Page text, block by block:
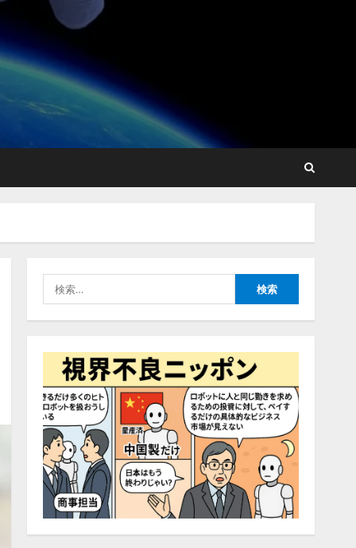
索:
【2026年企業のAI導入・活
用に関する調査】AIを組織
として導入できている企業
は26.8％。AI導入企業の
いる」と回答
ントOS」「営業領域の業界
開発をリード
5
2026/08/06/14:54:32
1
【開催報告】次世代AIプラ
ットフォーム「TAIZA」お
よび新サービスに関する記
者発表会を開催
2026/08/07/17:53:45
lmessage、MCP接続機能を
強化し、AIから設定操作で